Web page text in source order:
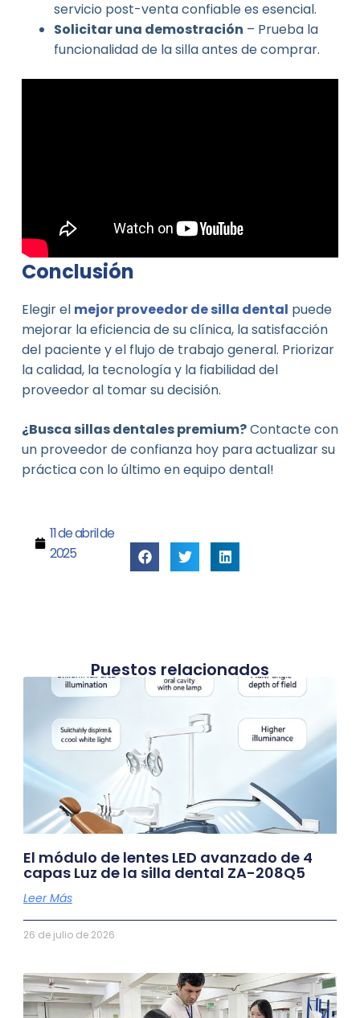
servicio post-venta confiable es esencial.
Solicitar una demostración – Prueba la
funcionalidad de la silla antes de comprar.
Conclusión
Elegir el mejor proveedor de silla dental puede
mejorar la eficiencia de su clínica, la satisfacción
del paciente y el flujo de trabajo general. Priorizar
la calidad, la tecnología y la fiabilidad del
proveedor al tomar su decisión.
¿Busca sillas dentales premium?Contacte con
un proveedor de confianza hoy para actualizar su
práctica con lo último en equipo dental!
11 de abril de
2025
Puestos relacionados
El módulo de lentes LED avanzado de 4
capas Luz de la silla dental ZA-208Q5
Leer Más
26 de julio de 2026